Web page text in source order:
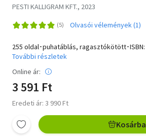
PESTI KALLIGRAM KFT., 2023
Olvasói vélemények (1)
255 oldal･puhatáblás, ragasztókötött･ISBN:
További részletek
Online ár:
3 591 Ft
Eredeti ár: 3 990 Ft
Kosárba